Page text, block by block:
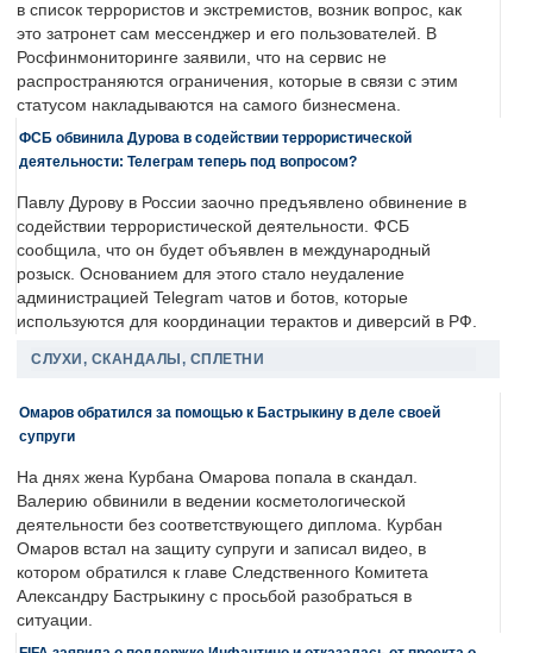
в список террористов и экстремистов, возник вопрос, как
это затронет сам мессенджер и его пользователей. В
Росфинмониторинге заявили, что на сервис не
распространяются ограничения, которые в связи с этим
статусом накладываются на самого бизнесмена.
ФСБ обвинила Дурова в содействии террористической
деятельности: Телеграм теперь под вопросом?
Павлу Дурову в России заочно предъявлено обвинение в
содействии террористической деятельности. ФСБ
сообщила, что он будет объявлен в международный
розыск. Основанием для этого стало неудаление
администрацией Telegram чатов и ботов, которые
используются для координации терактов и диверсий в РФ.
СЛУХИ, СКАНДАЛЫ, СПЛЕТНИ
Омаров обратился за помощью к Бастрыкину в деле своей
супруги
На днях жена Курбана Омарова попала в скандал.
Валерию обвинили в ведении косметологической
деятельности без соответствующего диплома. Курбан
Омаров встал на защиту супруги и записал видео, в
котором обратился к главе Следственного Комитета
Александру Бастрыкину с просьбой разобраться в
ситуации.